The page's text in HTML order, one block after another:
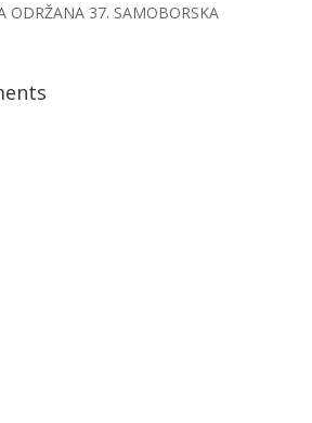
ODRŽANA 37. SAMOBORSKA